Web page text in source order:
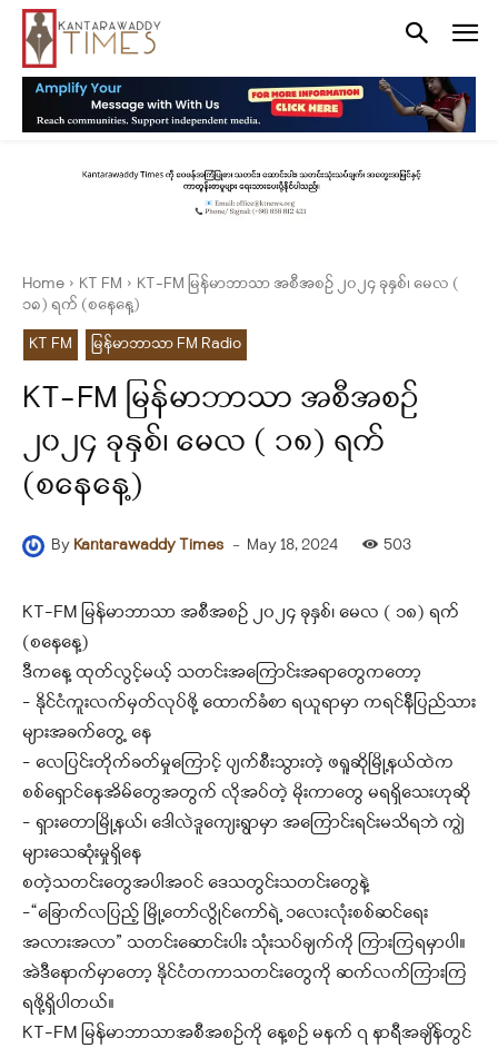
Home KT FM
KT-FM မြန်မာဘာသာ အစီအစဉ် ၂၀၂၄ ခုနှစ်၊ မေလ (
၁၈) ရက် (‌‌စနေနေ့)
KT FM
မြန်မာဘာသာ FM Radio
KT-FM မြန်မာဘာသာ အစီအစဉ်
၂၀၂၄ ခုနှစ်၊ မေလ ( ၁၈) ရက်
(‌‌စနေနေ့)
By Kantarawaddy Times - May 18, 2024 503
KT-FM မြန်မာဘာသာ အစီအစဉ် ၂၀၂၄ ခုနှစ်၊ မေလ ( ၁၈) ရက်
(‌‌စနေနေ့)
ဒီကနေ့ ထုတ်လွင့်မယ့် သတင်းအကြောင်းအရာတွေကတော့
– နိုင်ငံကူးလက်မှတ်လုပ်ဖို့ ထောက်ခံစာ ရယူရာမှာ ကရင်နီပြည်သား
များအခက်တွေ့ နေ
– လေပြင်းတိုက်ခတ်မှုကြောင့် ပျက်စီးသွားတဲ့ ဖရူဆိုမြို့နယ်ထဲက
စစ်ရှောင်နေအိမ်တွေအတွက် လိုအပ်တဲ့ မိုးကာတွေ မရရှိသေးဟုဆို
– ရှားတောမြို့နယ်၊ ဒေါလဲဒူကျေးရွာမှာ အကြောင်းရင်းမသိရဘဲ ကျွဲ
များသေဆုံးမှုရှိနေ
စတဲ့သတင်းတွေအပါအဝင် ဒေသတွင်းသတင်းတွေနဲ့
–“ခြောက်လပြည့် မြို့တော်လွိုင်ကော်ရဲ့ ၁လေးလုံးစစ်ဆင်ရေး
အလားအလာ” သတင်းဆောင်းပါး သုံးသပ်ချက်ကို ကြားကြရမှာပါ။
အဲဒီနောက်မှာတော့ နိုင်ငံတကာသတင်းတွေကို ဆက်လက်ကြားကြ
ရဖို့ရှိပါတယ်။
KT-FM မြန်မာဘာသာအစီအစဉ်ကို နေ့စဉ် မနက် ၇ နာရီအချိန်တွင်